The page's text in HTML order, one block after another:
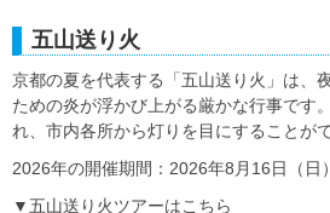
五山送り火
京都の夏を代表する「五山送り火」は、
ための炎が浮かび上がる厳かな行事です
れ、市内各所から灯りを目にすることがで
2026年の開催期間：2026年8月16日（日
▼五山送り火ツアーはこちら